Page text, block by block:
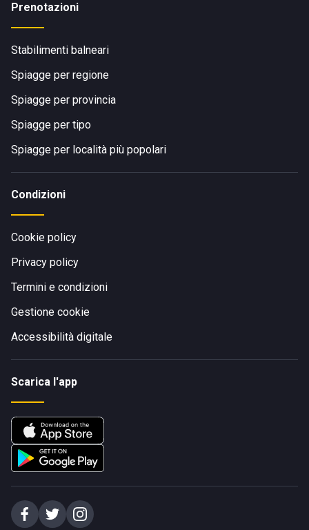
Prenotazioni
Stabilimenti balneari
Spiagge per regione
Spiagge per provincia
Spiagge per tipo
Spiagge per località più popolari
Condizioni
Cookie policy
Privacy policy
Termini e condizioni
Gestione cookie
Accessibilità digitale
Scarica l'app